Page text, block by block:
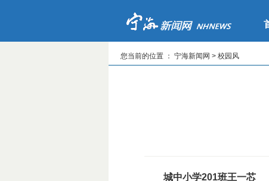
您当前的位置 ： 宁海新闻网 > 校园风
城中小学201班王一芯